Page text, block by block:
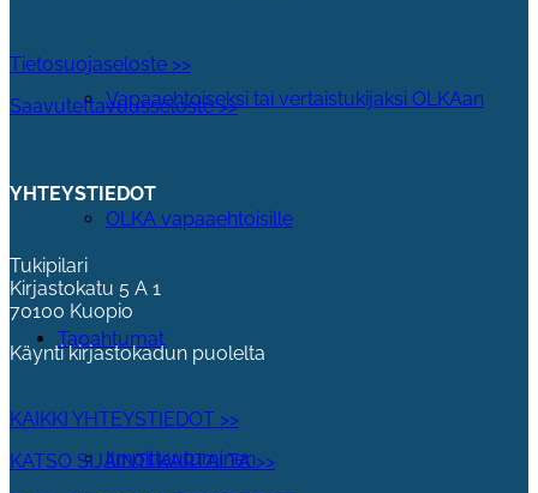
Vapaaehtoiseksi tai vertaistukijaksi OLKAan
OLKA vapaaehtoisille
Tapahtumat
Ilmoittautuminen
Tietosuojaseloste >>
Saavutettavuusseloste >>
YHTEYSTIEDOT
Tukipilari
Kirjastokatu 5 A 1
70100 Kuopio
Käynti kirjastokadun puolelta
KAIKKI YHTEYSTIEDOT >>
KATSO SIJAINTI KARTALTA >>